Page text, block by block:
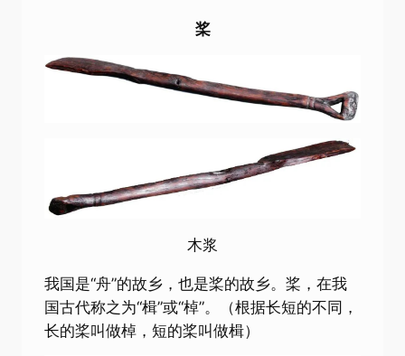
桨
木浆
我国是“舟”的故乡，也是桨的故乡。桨，在我
国古代称之为“楫”或“棹”。（根据长短的不同，
长的桨叫做棹，短的桨叫做楫）